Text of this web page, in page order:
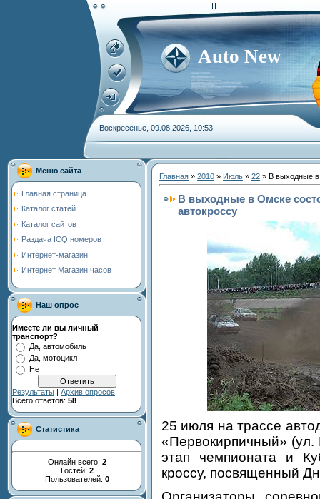
Auto New
Воскресенье, 09.08.2026, 10:53
Меню сайта
Главная страница
Каталог статей
Каталог сайтов
Раздача ICQ номеров
Интернет-магазин
Интернет Магазин часов
Наш опрос
Имеете ли вы личный
транспорт?
Да, автомобиль
Да, мотоцикл
Нет
Результаты | Архив опросов
Всего ответов: 58
Статистика
Онлайн всего: 2
Гостей: 2
Пользователей: 0
Главная » 2010 » Июль » 22 » В выходные в
В выходные в Омске
автокроссу
25 июля на трассе
«Первокирпичный» (ул.
этап чемпионата и
кроссу, посвященный